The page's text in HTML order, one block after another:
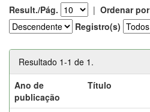
Result./Pág. | Ordenar por
Registro(s)
Resultado 1-1 de 1.
Ano de
publicação
Título